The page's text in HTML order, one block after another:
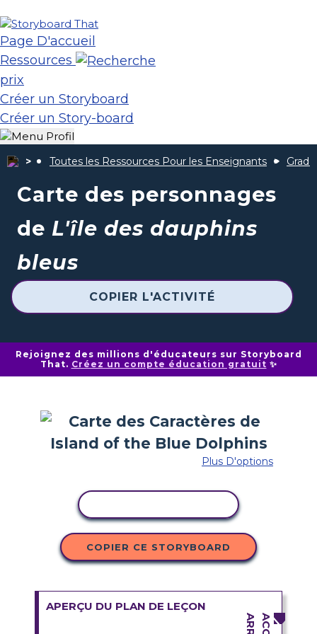
Page D'accueil
Ressources
prix
Créer un Storyboard
Créer un Story-board
Toutes les Ressources Pour les Enseignants
Carte des personnages
de L'île des dauphins
bleus
COPIER L'ACTIVITÉ
Rejoignez des millions d'éducateurs sur Storyboard
That. Créez un compte éducation gratuit ✨
Plus D'options
COPIER CE STORYBOARD
APERÇU DU PLAN DE LEÇON